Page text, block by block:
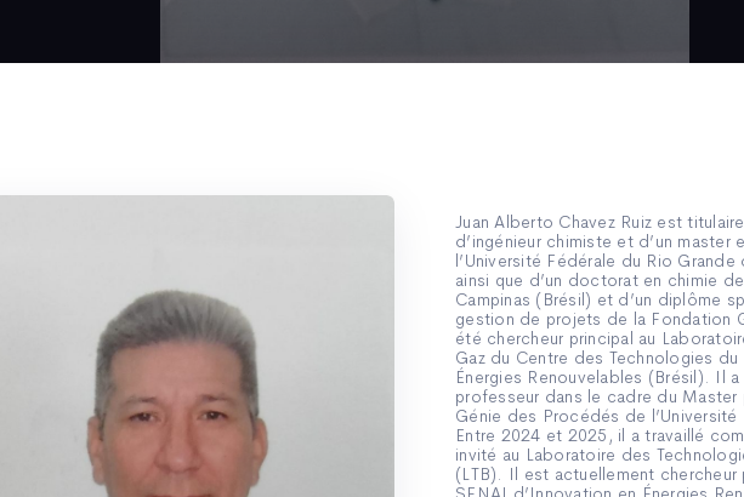
Juan Alberto Chavez Ruiz est
d’ingénieur chimiste et d’un master
l’Université Fédérale du Rio
ainsi que d’un doctorat en chimie
Campinas (Brésil) et d’un diplôme
gestion de projets de la Fondation
été chercheur principal au
Gaz du Centre des Technologies
Énergies Renouvelables (Brésil). Il
professeur dans le cadre du Master
Génie des Procédés de l’Université
Entre 2024 et 2025, il a travaillé
invité au Laboratoire des
(LTB). Il est actuellement chercheur